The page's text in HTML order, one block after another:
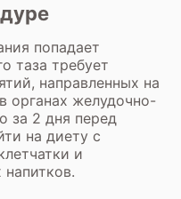
попадает
таза требует
направленных на
органах желудочно-
за 2 дня перед
на диету с
и
напитков.